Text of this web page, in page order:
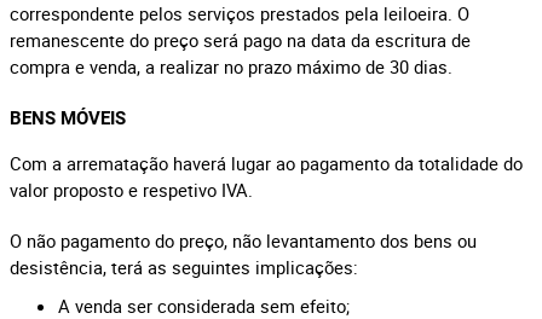
correspondente pelos serviços prestados pela leiloeira. O
remanescente do preço será pago na data da escritura de
compra e venda, a realizar no prazo máximo de 30 dias.
BENS MÓVEIS
Com a arrematação haverá lugar ao pagamento da totalidade do
valor proposto e respetivo IVA.
O não pagamento do preço, não levantamento dos bens ou
desistência, terá as seguintes implicações:
A venda ser considerada sem efeito;